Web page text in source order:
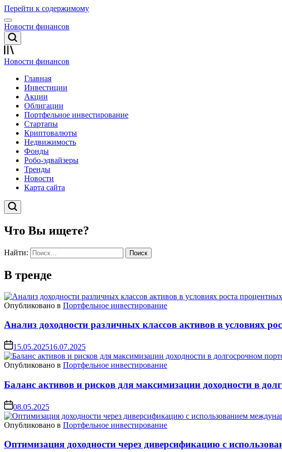
Перейти к содержимому
Новости финансов
Новости финансов
Главная
Инвестиции
Акции
Облигации
Портфельное инвестирование
Стартапы
Криптовалюты
Недвижимость
Фонды
Робо-эдвайзеры
Тренды
Новости
Карта сайта
Что Вы ищете?
Найти:
В тренде
Опубликовано в Портфельное инвестирование
Анализ доходности различных классов активов в условиях
15.05.202516.07.2025
Опубликовано в Портфельное инвестирование
Баланс активов и рисков для максимизации доходности в
08.05.2025
Опубликовано в Портфельное инвестирование
Оптимизация доходности через диверсификацию с